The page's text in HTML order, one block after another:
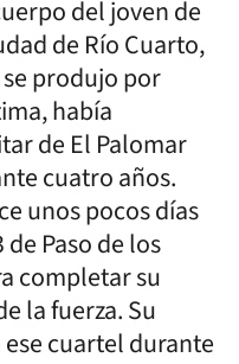
del joven de
de Río Cuarto,
produjo por
había
de El Palomar
cuatro años.
unos pocos días
Paso de los
completar su
la fuerza. Su
cuartel durante